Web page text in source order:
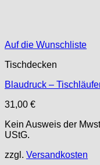
Auf die Wunschliste
Tischdecken
Blaudruck –
31,00 €
Kein Ausweis der
UStG.
zzgl. Versandkosten